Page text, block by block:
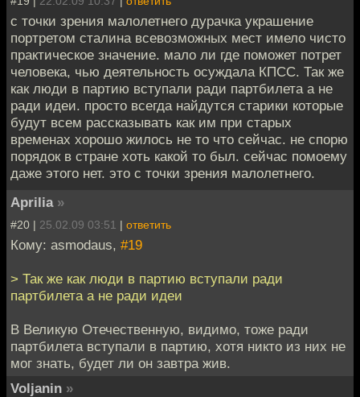
с точки зрения малолетнего дурачка украшение
портретом сталина всевозможных мест имело чисто
практическое значение. мало ли где поможет потрет
человека, чью деятельность осуждала КПСС. Так же
как люди в партию вступали ради партбилета а не
ради идеи. просто всегда найдутся старики которые
будут всем рассказывать как им при старых
временах хорошо жилось не то что сейчас. не спорю
порядок в стране хоть какой то был. сейчас помоему
даже этого нет. это с точки зрения малолетнего.
Aprilia »
#20 | 25.02.09 03:51 | ответить
Кому: asmodaus, #19
> Так же как люди в партию вступали ради
партбилета а не ради идеи
В Великую Отечественную, видимо, тоже ради
партбилета вступали в партию, хотя никто из них не
мог знать, будет ли он завтра жив.
Voljanin »